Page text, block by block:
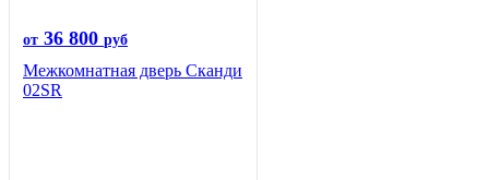
от 36 800 руб
Межкомнатная дверь Сканди
02SR